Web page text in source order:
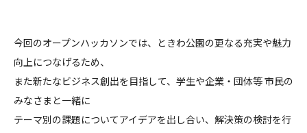
今回のオープンハッカソンでは、ときわ公園の更なる充実や魅力
向上につなげるため、
また新たなビジネス創出を目指して、学生や企業・団体等 市民の
みなさまと一緒に
テーマ別の課題についてアイデアを出し合い、解決策の検討を行